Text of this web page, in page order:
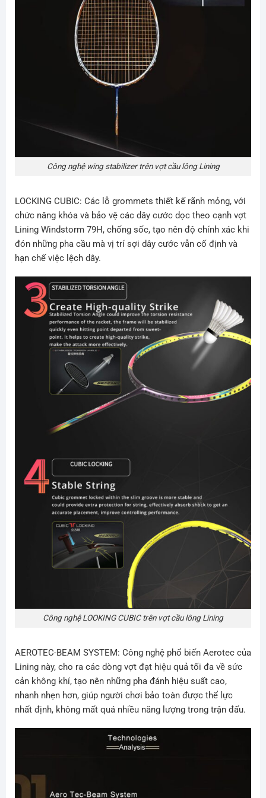
Công nghệ wing stabilizer trên vợt cầu lông Lining
LOCKING CUBIC: Các lỗ grommets thiết kế rãnh mỏng, với
chức năng khóa và bảo vệ các dây cước dọc theo cạnh vợt
Lining Windstorm 79H, chống sốc, tạo nên độ chính xác khi
đón những pha cầu mà vị trí sợi dây cước vẫn cố định và
hạn chế việc lệch dây.
Công nghệ LOOKING CUBIC trên vợt cầu lông Lining
AEROTEC-BEAM SYSTEM: Công nghệ phổ biến Aerotec của
Lining này, cho ra các dòng vợt đạt hiệu quả tối đa về sức
cản không khí, tạo nên những pha đánh hiệu suất cao,
nhanh nhẹn hơn, giúp người chơi bảo toàn được thể lực
nhất định, không mất quá nhiều năng lượng trong trận đấu.